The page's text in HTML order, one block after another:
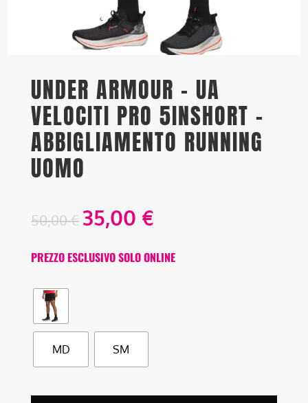
UNDER ARMOUR – UA
VELOCITI PRO 5INSHORT –
ABBIGLIAMENTO RUNNING
UOMO
50,00€ 35,00 €
PREZZO ESCLUSIVO SOLO ONLINE
MD SM